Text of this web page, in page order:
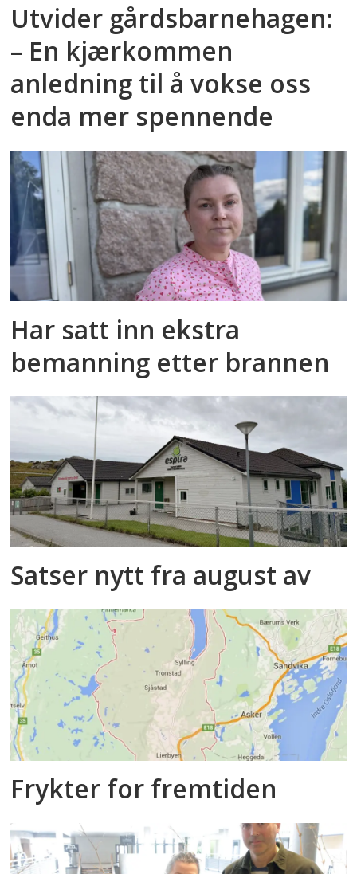
Utvider gårdsbarnehagen:
– En kjærkommen
anledning til å vokse oss
enda mer spennende
Har satt inn ekstra
bemanning etter brannen
Satser nytt fra august av
Frykter for fremtiden